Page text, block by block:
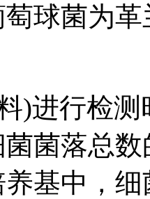
球菌为
)进行检
菌落总
基中，